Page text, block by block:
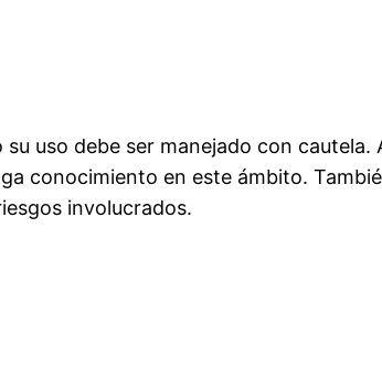
uso debe ser manejado con cautela.
conocimiento en este ámbito.
involucrados.